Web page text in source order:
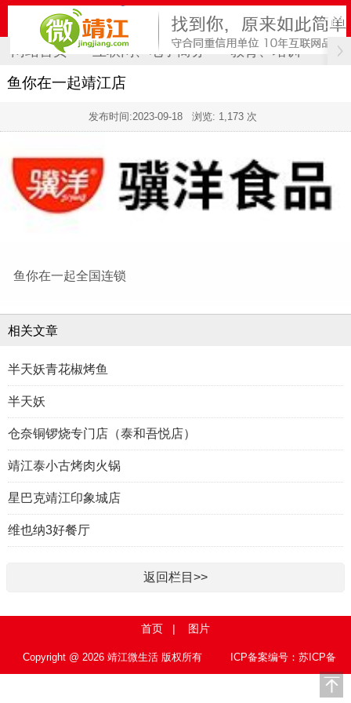
网站首页 互联网、电子商务 教育、培训 计
鱼你在一起靖江店
发布时间:2023-09-18 浏览: 1,173 次
鱼你在一起全国连锁
相关文章
半天妖青花椒烤鱼
半天妖
仓奈铜锣烧专门店（泰和吾悦店）
靖江泰小古烤肉火锅
星巴克靖江印象城店
维也纳3好餐厅
返回栏目>>
首页 | 图片
Copyright @ 2026 靖江微生活 版权所有
ICP备案编号：苏ICP备
15010767号